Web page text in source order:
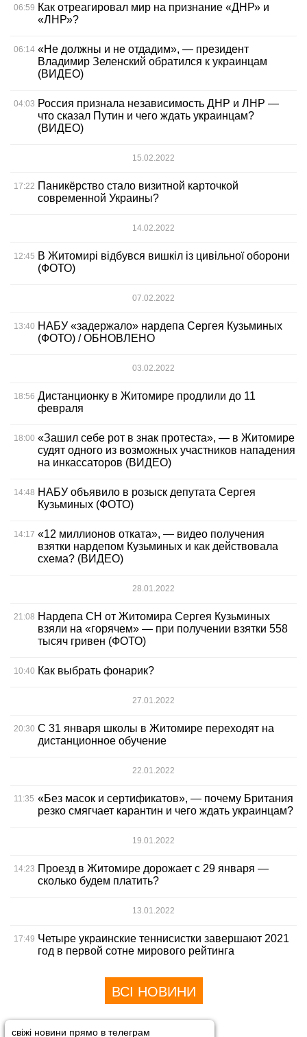
06:59 Как отреагировал мир на признание «ДНР» и
«ЛНР»?
06:14 «Не должны и не отдадим», — президент
Владимир Зеленский обратился к украинцам
(ВИДЕО)
04:03 Россия признала независимость ДНР и ЛНР —
что сказал Путин и чего ждать украинцам?
(ВИДЕО)
15.02.2022
17:22 Паникёрство стало визитной карточкой
современной Украины?
14.02.2022
12:45 В Житомирі відбувся вишкіл із цивільної оборони
(ФОТО)
07.02.2022
13:40 НАБУ «задержало» нардепа Сергея Кузьминых
(ФОТО) / ОБНОВЛЕНО
03.02.2022
18:56 Дистанционку в Житомире продлили до 11
февраля
18:00 «Зашил себе рот в знак протеста», — в Житомире
судят одного из возможных участников нападения
на инкассаторов (ВИДЕО)
14:48 НАБУ объявило в розыск депутата Сергея
Кузьминых (ФОТО)
14:17 «12 миллионов отката», — видео получения
взятки нардепом Кузьминых и как действовала
схема? (ВИДЕО)
28.01.2022
21:08 Нардепа СН от Житомира Сергея Кузьминых
взяли на «горячем» — при получении взятки 558
тысяч гривен (ФОТО)
10:40 Как выбрать фонарик?
27.01.2022
20:30 С 31 января школы в Житомире переходят на
дистанционное обучение
22.01.2022
11:35 «Без масок и сертификатов», — почему Британия
резко смягчает карантин и чего ждать украинцам?
19.01.2022
14:23 Проезд в Житомире дорожает с 29 января —
сколько будем платить?
13.01.2022
17:49 Четыре украинские теннисистки завершают 2021
год в первой сотне мирового рейтинга
ВСІ НОВИНИ
свіжі новини прямо в телеграм